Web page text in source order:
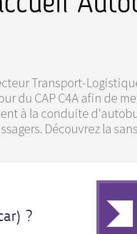
Transport-
du CAP C4A afin de
à la conduite
Découvrez la
?